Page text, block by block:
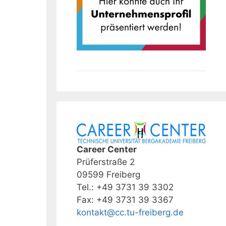
Career Center
Prüferstraße 2
09599 Freiberg
Tel.: +49 3731 39 3302
Fax: +49 3731 39 3367
kontakt@cc.tu-freiberg.de